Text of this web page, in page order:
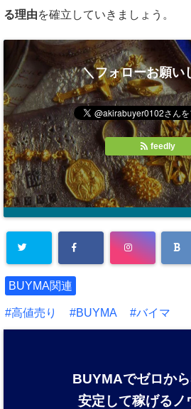
る理由を確立していきましょう。
＼フォローお願い
feedly
BUYMA関連
高値売り BUYMA バイマ
BUYMAでゼロか
安定して稼げるノ